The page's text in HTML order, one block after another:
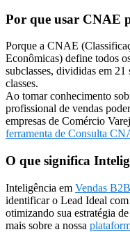
Por que usar CNAE
Porque a CNAE
Econômicas) define todos
subclasses, divididas em
classes.
Ao tomar conhecimento
profissional de vendas
empresas de Comércio
ferramenta de Consulta
O que significa
Inteligência em Vendas B2B
identificar o Lead Ideal
otimizando sua estratégia
mais sobre a nossa